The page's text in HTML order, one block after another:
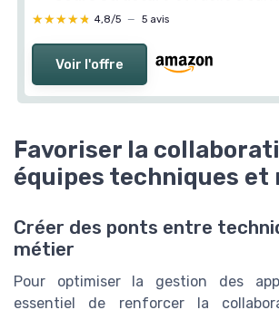
★★★★★
★★★★★ 4,8/5 — 5 avis
Voir l'offre
Favoriser la
équipes techniques et
Créer des ponts entre
métier
Pour optimiser la gestion des
essentiel de renforcer la